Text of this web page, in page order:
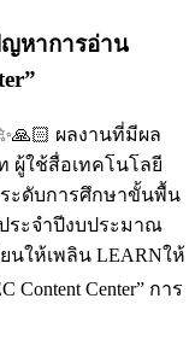
ญหาการอ่าน
ผลงานที่มีผล
ผู้ใช้สื่อเทคโนโลยี
ะดับการศึกษาขั้นพื้น
ประจำปีงบประมาณ
นให้เพลิน LEARNให้
Center” การ